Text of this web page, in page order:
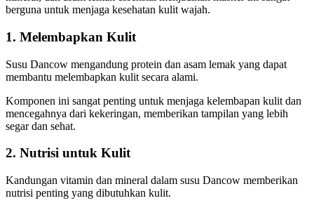
berguna untuk menjaga kesehatan kulit wajah.
1. Melembapkan Kulit
Susu Dancow mengandung protein dan asam lemak yang dapat
membantu melembapkan kulit secara alami.
Komponen ini sangat penting untuk menjaga kelembapan kulit dan
mencegahnya dari kekeringan, memberikan tampilan yang lebih
segar dan sehat.
2. Nutrisi untuk Kulit
Kandungan vitamin dan mineral dalam susu Dancow memberikan
nutrisi penting yang dibutuhkan kulit.